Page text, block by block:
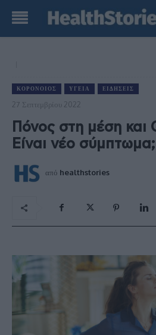
ΚΟΡΟΝΟΙΌΣ ΥΓΕΊΑ ΕΙΔΉΣΕΙΣ
27 Σεπτεμβρίου 2022
Πόνος στη μέση και
Είναι νέο σύμπτωμα;
από healthstories